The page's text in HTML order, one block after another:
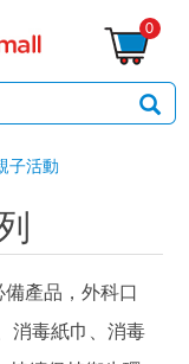
0
子活動
產品，外科口
消毒紙巾、消毒